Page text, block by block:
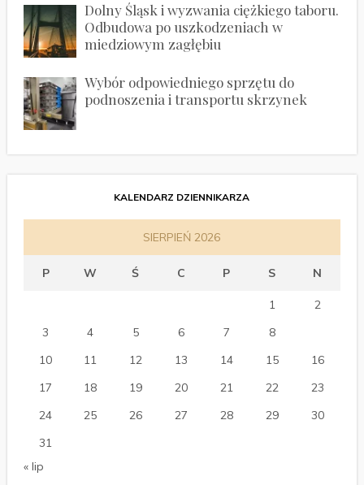
Dolny Śląsk i wyzwania ciężkiego taboru.
Odbudowa po uszkodzeniach w
miedziowym zagłębiu
Wybór odpowiedniego sprzętu do
podnoszenia i transportu skrzynek
KALENDARZ DZIENNIKARZA
SIERPIEŃ 2026
P W Ś C P S N
1
2
3
4 5 6 7 8
10
11 12 13 14 15
16
17
18 19 20 21 22
23
24
25 26 27 28 29
30
31
« lip